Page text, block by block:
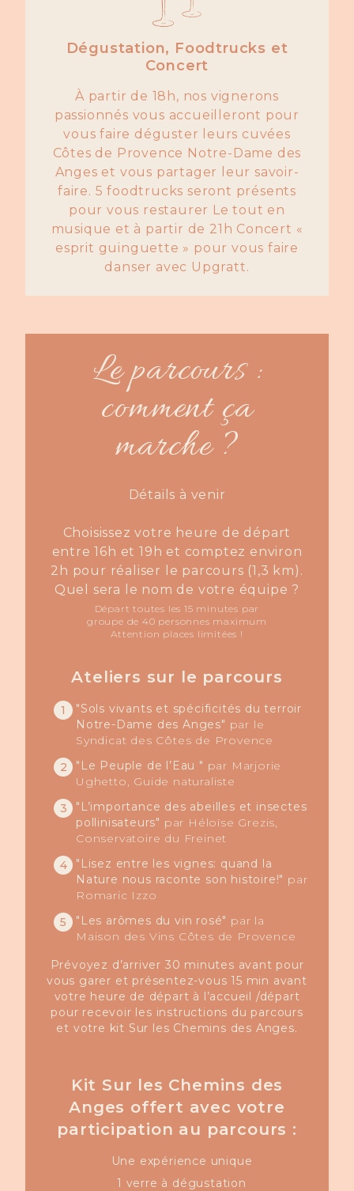
Dégustation, Foodtrucks et
Concert
À partir de 18h, nos vignerons
passionnés vous accueilleront pour
vous faire déguster leurs cuvées
Côtes de Provence Notre-Dame des
Anges et vous partager leur savoir-
faire. 5 foodtrucks seront présents
pour vous restaurer Le tout en
musique et à partir de 21h Concert «
esprit guinguette » pour vous faire
danser avec Upgratt.
Le parcours :
comment ça
marche ?
Détails à venir
Choisissez votre heure de départ
entre 16h et 19h et comptez environ
2h pour réaliser le parcours (1,3 km).
Quel sera le nom de votre équipe ?
Départ toutes les 15 minutes par
groupe de 40 personnes maximum
Attention places limitées !
Ateliers sur le parcours
1
"Sols vivants et spécificités du terroir
Notre-Dame des Anges" par le
Syndicat des Côtes de Provence
2
"Le Peuple de l’Eau " par Marjorie
Ughetto, Guide naturaliste
3
"L’importance des abeilles et insectes
pollinisateurs" par Héloïse Grezis,
Conservatoire du Freinet
4
"Lisez entre les vignes: quand la
Nature nous raconte son histoire!" par
Romaric Izzo
5
"Les arômes du vin rosé" par la
Maison des Vins Côtes de Provence
Prévoyez d’arriver 30 minutes avant pour
vous garer et présentez-vous 15 min avant
votre heure de départ à l’accueil /départ
pour recevoir les instructions du parcours
et votre kit Sur les Chemins des Anges.
Kit Sur les Chemins des
Anges offert avec votre
participation au parcours :
Une expérience unique
1 verre à dégustation